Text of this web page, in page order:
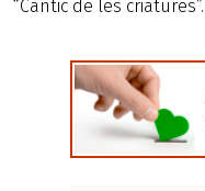
“Càntic de les criatures”.